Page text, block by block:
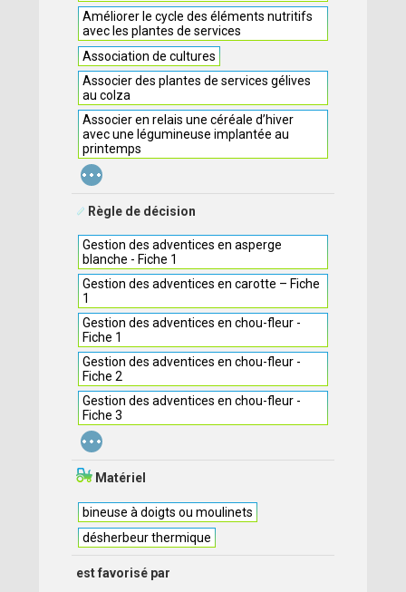
Améliorer le cycle des éléments nutritifs
avec les plantes de services
Association de cultures
Associer des plantes de services gélives
au colza
Associer en relais une céréale d’hiver
avec une légumineuse implantée au
printemps
...
Règle de décision
Gestion des adventices en asperge
blanche - Fiche 1
Gestion des adventices en carotte – Fiche
1
Gestion des adventices en chou-fleur -
Fiche 1
Gestion des adventices en chou-fleur -
Fiche 2
Gestion des adventices en chou-fleur -
Fiche 3
...
Matériel
bineuse à doigts ou moulinets
désherbeur thermique
est favorisé par